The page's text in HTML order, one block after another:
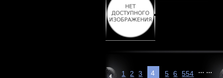
1 ...
2 3 4 5 6 ...
554